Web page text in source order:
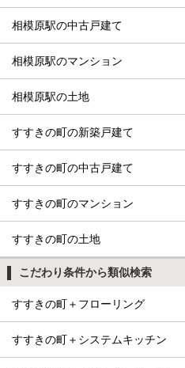
相模原駅の中古戸建て
相模原駅のマンション
相模原駅の土地
すすきの町の新築戸建て
すすきの町の中古戸建て
すすきの町のマンション
すすきの町の土地
こだわり条件から類似検索
すすきの町＋フローリング
すすきの町＋システムキッチン